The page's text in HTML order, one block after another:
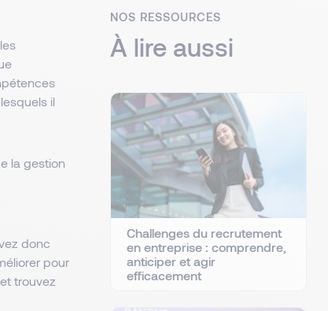
il
la gestion
donc
pour
trouvez
NOS RESSOURCES
À lire aussi
Challenges du recrutement
en entreprise : comprendre,
anticiper et agir
efficacement